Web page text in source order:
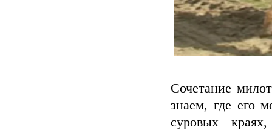
Сочетание
знаем, где его
суровых